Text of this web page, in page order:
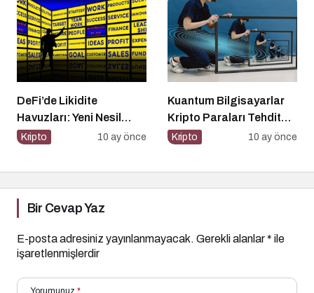
DeFi’de Likidite
Havuzları: Yeni Nesil
Finansın Kalbi
Kripto 10 ay önce
Kuantum Bilgisayarlar
Kripto Paraları Tehdit
Eder mi?
Kripto 10 ay önce
Bir Cevap Yaz
E-posta adresiniz yayınlanmayacak. Gerekli alanlar* ile
işaretlenmişlerdir
Yorumunuz *